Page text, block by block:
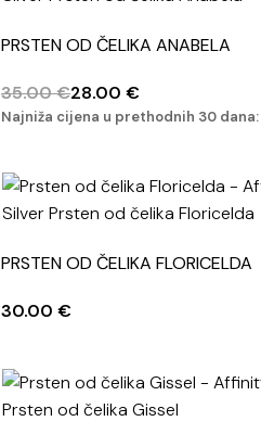
PRSTEN OD ČELIKA ANABELA
35.00€28.00 €
Najniža cijena u prethodnih 30 dana:
PRSTEN OD ČELIKA FLORICELDA
30.00 €